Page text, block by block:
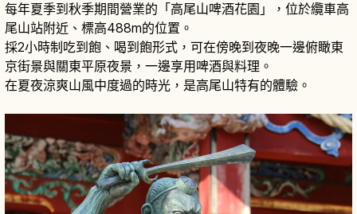
每年夏季到秋季期間營業的「高尾山啤酒花園」，位於纜車高
尾山站附近、標高488m的位置。
採2小時制吃到飽、喝到飽形式，可在傍晚到夜晚一邊俯瞰東
京街景與關東平原夜景，一邊享用啤酒與料理。
在夏夜涼爽山風中度過的時光，是高尾山特有的體驗。